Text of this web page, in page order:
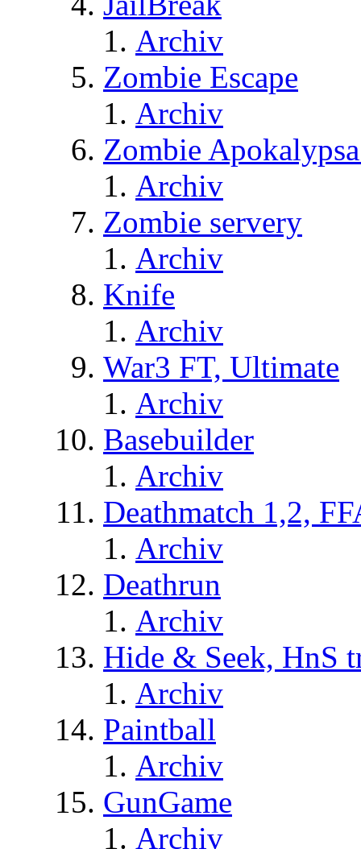
Archiv
Zombie Escape
Archiv
Zombie
Archiv
Zombie servery
Archiv
Knife
Archiv
War3 FT, Ultimate
Archiv
Basebuilder
Archiv
Deathmatch 1,2,
Archiv
Deathrun
Archiv
Hide & Seek, HnS
Archiv
Paintball
Archiv
GunGame
Archiv